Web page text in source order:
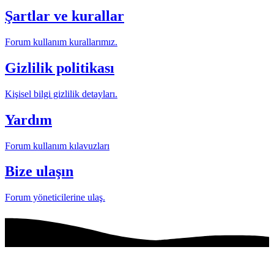
Şartlar ve kurallar
Forum kullanım kurallarımız.
Gizlilik politikası
Kişisel bilgi gizlilik detayları.
Yardım
Forum kullanım kılavuzları
Bize ulaşın
Forum yöneticilerine ulaş.